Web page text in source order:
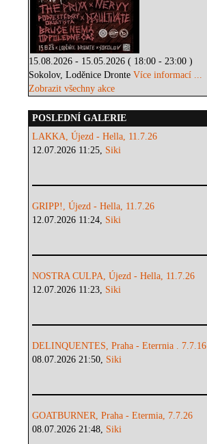
15.08.2026 - 15.05.2026 ( 18:00 - 23:00 )
Sokolov, Loděnice DronteVíce informací ...
Zobrazit všechny akce
POSLEDNÍ GALERIE
LAKKA, Újezd - Hella, 11.7.26
12.07.2026 11:25, Siki
GRIPP!, Újezd - Hella, 11.7.26
12.07.2026 11:24, Siki
NOSTRA CULPA, Újezd - Hella, 11.7.26
12.07.2026 11:23, Siki
DELINQUENTES, Praha - Eterrnia . 7.7.16
08.07.2026 21:50, Siki
GOATBURNER, Praha - Etermia, 7.7.26
08.07.2026 21:48, Siki